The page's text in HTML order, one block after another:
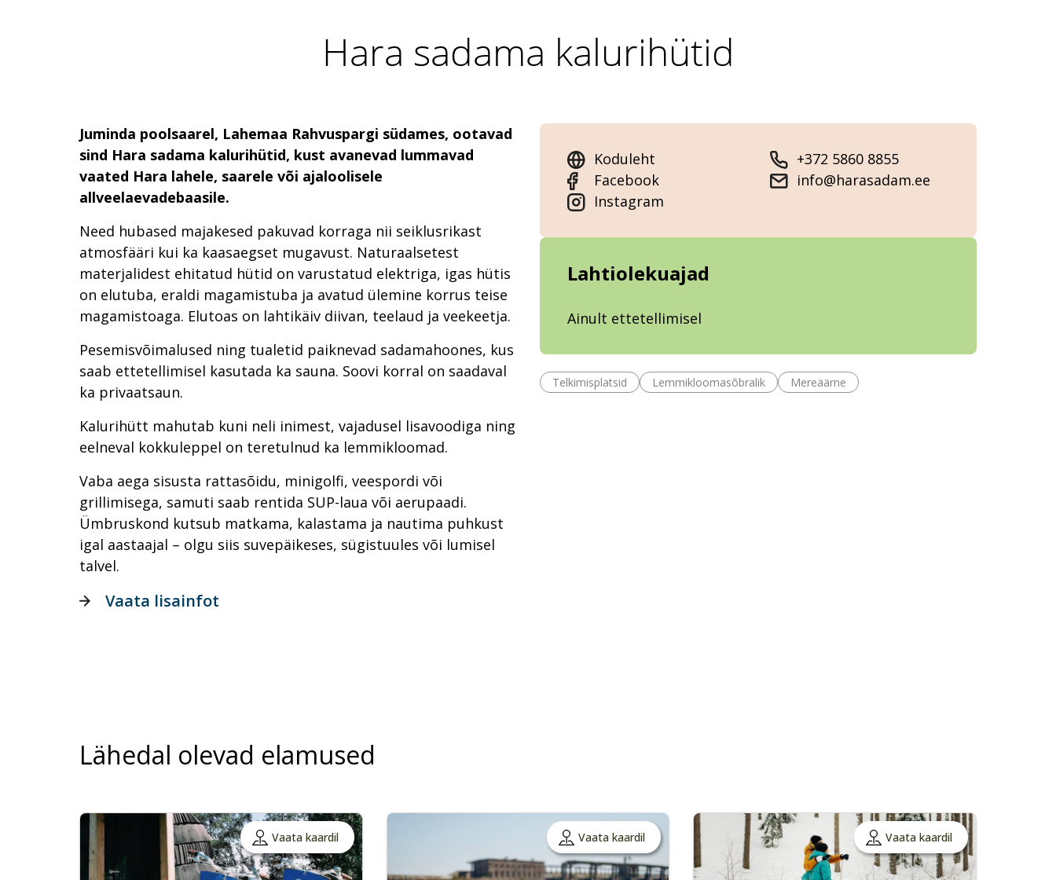
Hara sadama kalurihütid
Juminda poolsaarel, Lahemaa Rahvuspargi südames, ootavad
sind Hara sadama kalurihütid, kust avanevad lummavad
vaated Hara lahele, saarele või ajaloolisele
allveelaevadebaasile.
Need hubased majakesed pakuvad korraga nii seiklusrikast
atmosfääri kui ka kaasaegset mugavust. Naturaalsetest
materjalidest ehitatud hütid on varustatud elektriga, igas hütis
on elutuba, eraldi magamistuba ja avatud ülemine korrus teise
magamistoaga. Elutoas on lahtikäiv diivan, teelaud ja veekeetja.
Pesemisvõimalused ning tualetid paiknevad sadamahoones, kus
saab ettetellimisel kasutada ka sauna. Soovi korral on saadaval
ka privaatsaun.
Kalurihütt mahutab kuni neli inimest, vajadusel lisavoodiga ning
eelneval kokkuleppel on teretulnud ka lemmikloomad.
Vaba aega sisusta rattasõidu, minigolfi, veespordi või
grillimisega, samuti saab rentida SUP-laua või aerupaadi.
Ümbruskond kutsub matkama, kalastama ja nautima puhkust
igal aastaajal – olgu siis suvepäikeses, sügistuules või lumisel
talvel.
Koduleht
Facebook
Instagram
+372 5860 8855
info@harasadam.ee
Lahtiolekuajad
Ainult ettetellimisel
Telkimisplatsid Lemmikloomasõbralik Mereäärne
Vaata lisainfot
Lähedal olevad elamused
Vaata kaardil Vaata kaardil Vaata kaardil